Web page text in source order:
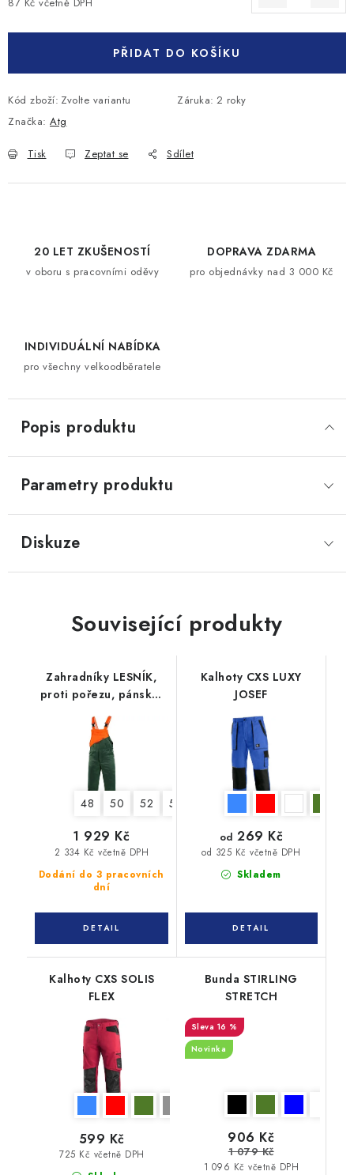
PŘIDAT DO KOŠÍKU
Kód zboží: Zvolte variantu Záruka: 2 roky
Značka: Atg
Tisk Zeptat se Sdílet
20 LET ZKUŠENOSTÍ
v oboru s pracovními oděvy
DOPRAVA ZDARMA
pro objednávky nad 3 000 Kč
INDIVIDUÁLNÍ NABÍDKA
pro všechny velkoodběratele
Popis produktu
Parametry produktu
Diskuze
Související produkty
Zahradníky LESNÍK,
proti pořezu, pánské,
182 cm
48 50 52 54
Dodání do 3 pracovních
dní
2 334 Kč včetně DPH
1 929 Kč
Kalhoty CXS LUXY
JOSEF
Skladem
od 325 Kč včetně DPH
od 269 Kč
Kalhoty CXS SOLIS
FLEX
725 Kč včetně DPH
599 Kč
Bunda STIRLING
STRETCH
16 %
Novinka
1 096 Kč včetně DPH
906 Kč
1 079 Kč